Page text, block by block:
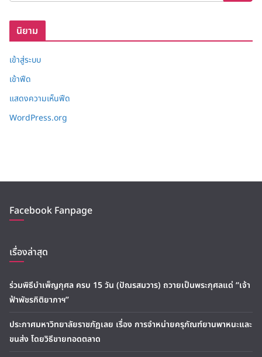
นิยาม
เข้าสู่ระบบ
เข้าฟีด
แสดงความเห็นฟีด
WordPress.org
Facebook Fanpage
เรื่องล่าสุด
ร่วมพิธีบำเพ็ญกุศล ครบ 15 วัน (ปัณรสมวาร) ถวายเป็นพระกุศลแด่ “เจ้า
ฟ้าพัชรกิติยาภาฯ”
ประกาศมหาวิทยาลัยราชภัฏเลย เรื่อง การจำหน่ายครุภัณฑ์ยานพาหนะและ
ขนส่ง โดยวิธีขายทอดตลาด